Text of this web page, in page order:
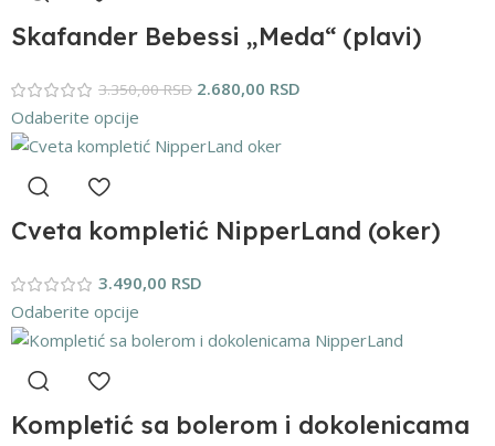
Skafander Bebessi „Meda“ (plavi)
3.350,00RSD 2.680,00 RSD
Odaberite opcije
Cveta kompletić NipperLand (oker)
3.490,00 RSD
Odaberite opcije
Kompletić sa bolerom i dokolenicama